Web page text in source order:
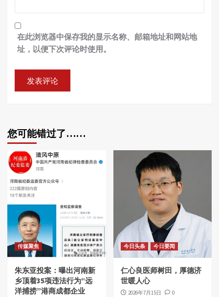
在此浏览器中保存我的显示名称、邮箱地址和网站地
址，以便下次评论时使用。
您可能错过了……
传媒聚焦
朱东亚投案：曝出河南新
乡顶着35项违法行为“远
洋捕捞”港商成都企业
今日头条 今日要闻
仁心良医师树田，厚德济
世暖人心
2026年7月15日 0